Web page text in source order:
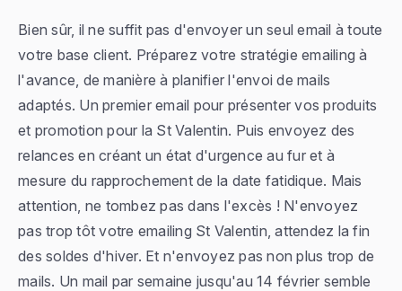
Bien sûr, il ne suffit pas d'envoyer un seul email à toute
votre base client. Préparez votre stratégie emailing à
l'avance, de manière à planifier l'envoi de mails
adaptés. Un premier email pour présenter vos produits
et promotion pour la St Valentin. Puis envoyez des
relances en créant un état d'urgence au fur et à
mesure du rapprochement de la date fatidique. Mais
attention, ne tombez pas dans l'excès ! N'envoyez
pas trop tôt votre emailing St Valentin, attendez la fin
des soldes d'hiver. Et n'envoyez pas non plus trop de
mails. Un mail par semaine jusqu'au 14 février semble